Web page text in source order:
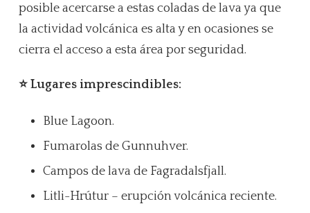
posible acercarse a estas coladas de lava ya que
la actividad volcánica es alta y en ocasiones se
cierra el acceso a esta área por seguridad.
⭐ Lugares imprescindibles:
Blue Lagoon.
Fumarolas de Gunnuhver.
Campos de lava de Fagradalsfjall.
Litli-Hrútur – erupción volcánica reciente.